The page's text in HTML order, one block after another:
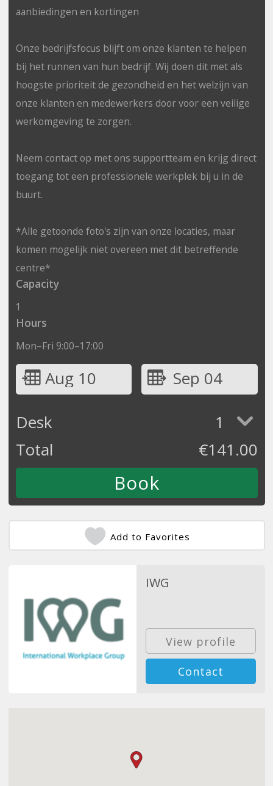
aanbiedingen en kortingen
Onze bedrijfsfocus blijft om onze klanten te helpen
bij het runnen van hun bedrijf. Wij doen dit met als
hoogste prioriteit de gezondheid en het welzijn van
onze klanten en medewerkers door voor een veilige
werkomgeving te zorgen.
Neem contact op met ons supportteam en krijg direct
toegang tot een professionele werkplek bij u in de
buurt.
*Alle getoonde foto's zijn van onze locaties, maar
komen mogelijk niet overeen met dit betreffende
centre*
Capacity
1
Hours
Mon–Fri 9:00–17:00
Aug 10
Sep 04
Desk
1
Total
€141.00
Add to Favorites
IWG
View profile
Contact